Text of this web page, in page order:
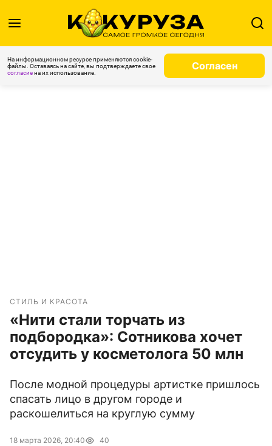
На информационном ресурсе применяются cookie-
файлы. Оставаясь на сайте, вы подтверждаете свое
согласиена их использование.
Согласен
СТИЛЬ И КРАСОТА
«Нити стали торчать из
подбородка»: Сотникова хочет
отсудить у косметолога 50 млн
После модной процедуры артистке пришлось
спасать лицо в другом городе и
раскошелиться на круглую сумму
18 марта 2026, 20:40 40